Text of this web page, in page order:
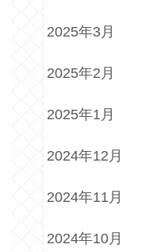
2025年3月
2025年2月
2025年1月
2024年12月
2024年11月
2024年10月